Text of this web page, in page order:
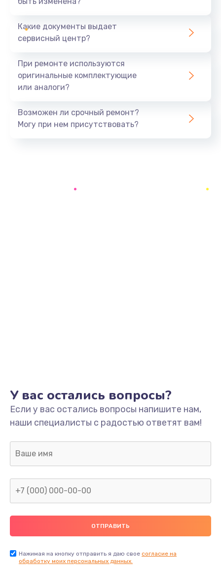
Замена батареи (аккумулятора)
Заказать
Замена, восстановление кнопок
Заказать
Заказать
Пайка конденсаторов
Заказать
Ремонт или замена двигателя
Заказать
Какие документы выдает
сервисный центр?
При ремонте используются
оригинальные комплектующие
или аналоги?
Возможен ли срочный ремонт?
Могу при нем присутствовать?
У вас остались вопросы?
Если у вас остались вопросы напишите нам,
наши специалисты с радостью ответят вам!
Нажимая на кнопку отправить я даю свое согласие на
обработку моих персональных данных.